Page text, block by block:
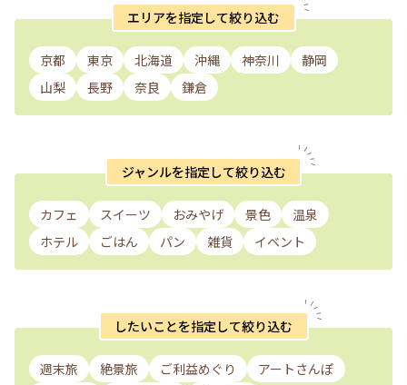
エリアを指定して絞り込む
京都 東京 北海道 沖縄 神奈川
静岡
山梨
長野 奈良 鎌倉
ジャンルを指定して絞り込む
カフェ スイーツ おみやげ 景色
温泉
ホテル
ごはん パン 雑貨 イベント
したいことを指定して絞り込む
週末旅 絶景旅 ご利益めぐり
アートさんぽ